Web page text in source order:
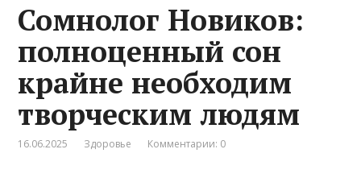
Сомнолог Новиков:
полноценный сон
крайне необходим
творческим людям
16.06.2025 Здоровье Комментарии: 0